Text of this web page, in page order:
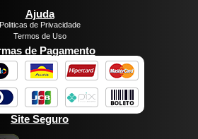
Ajuda
Politicas de Privacidade
Termos de Uso
de Pagamento
Site Seguro